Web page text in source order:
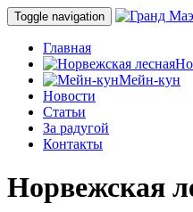
Toggle navigation
Главная
Мейн-кун
Новости
Статьи
За радугой
Контакты
Норвежская